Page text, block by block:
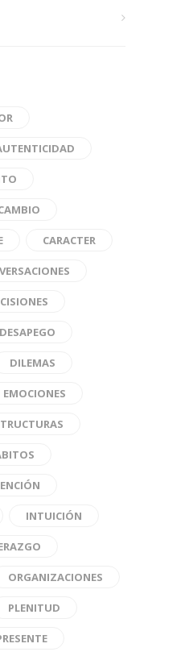
CARACTER
DESAPEGO
DILEMAS
EMOCIONES
INTUICIÓN
ORGANIZACIONES
PLENITUD